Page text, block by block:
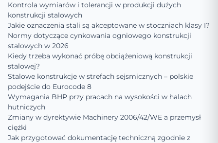
Kontrola wymiarów i tolerancji w produkcji dużych
konstrukcji stalowych
Jakie oznaczenia stali są akceptowane w stoczniach klasy I?
Normy dotyczące cynkowania ogniowego konstrukcji
stalowych w 2026
Kiedy trzeba wykonać próbę obciążeniową konstrukcji
stalowej?
Stalowe konstrukcje w strefach sejsmicznych – polskie
podejście do Eurocode 8
Wymagania BHP przy pracach na wysokości w halach
hutniczych
Zmiany w dyrektywie Machinery 2006/42/WE a przemysł
ciężki
Jak przygotować dokumentację techniczną zgodnie z